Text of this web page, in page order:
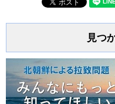
見つ